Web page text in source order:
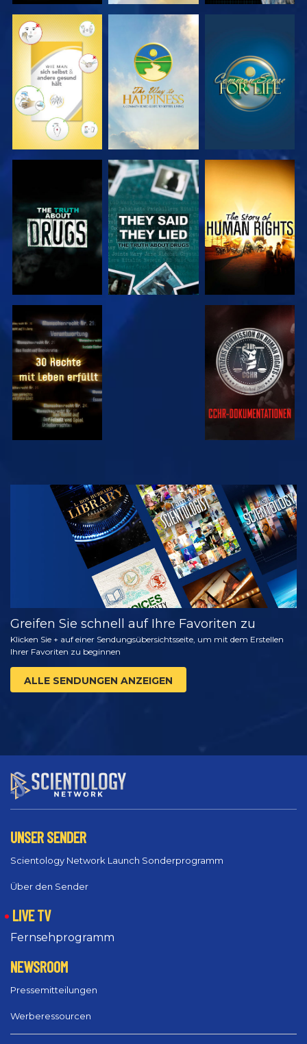
ANSEHEN ANSEHEN ANSEHEN
ANSEHEN ANSEHEN
ANSEHEN ANSEHEN
ANSEHEN
SERIE
ENTDECKEN
Greifen Sie schnell auf Ihre Favoriten zu
Klicken Sie + auf einer Sendungsübersichtsseite, um mit dem Erstellen
Ihrer Favoriten zu beginnen
ALLE SENDUNGEN ANZEIGEN
UNSER SENDER
Scientology Network Launch Sonderprogramm
Über den Sender
LIVE TV
Fernsehprogramm
NEWSROOM
Pressemitteilungen
Werberessourcen